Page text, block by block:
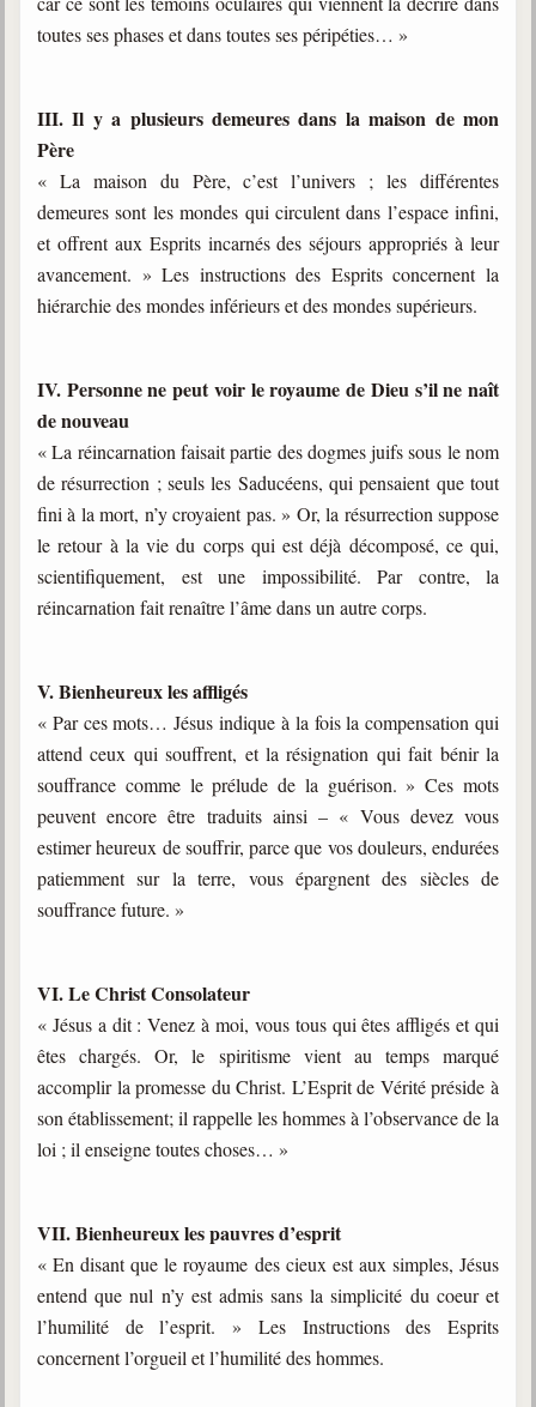
toutes ses phases et dans toutes ses péripéties… »
III. Il y a plusieurs demeures dans la maison de mon
Père
« La maison du Père, c’est l’univers ; les différentes
demeures sont les mondes qui circulent dans l’espace infini,
et offrent aux Esprits incarnés des séjours appropriés à leur
avancement. » Les instructions des Esprits concernent la
hiérarchie des mondes inférieurs et des mondes supérieurs.
IV. Personne ne peut voir le royaume de Dieu s’il ne naît
de nouveau
« La réincarnation faisait partie des dogmes juifs sous le nom
de résurrection ; seuls les Saducéens, qui pensaient que tout
fini à la mort, n’y croyaient pas. » Or, la résurrection suppose
le retour à la vie du corps qui est déjà décomposé, ce qui,
scientifiquement, est une impossibilité. Par contre, la
réincarnation fait renaître l’âme dans un autre corps.
V. Bienheureux les affligés
« Par ces mots… Jésus indique à la fois la compensation qui
attend ceux qui souffrent, et la résignation qui fait bénir la
souffrance comme le prélude de la guérison. » Ces mots
peuvent encore être traduits ainsi – « Vous devez vous
estimer heureux de souffrir, parce que vos douleurs, endurées
patiemment sur la terre, vous épargnent des siècles de
souffrance future. »
VI. Le Christ Consolateur
« Jésus a dit : Venez à moi, vous tous qui êtes affligés et qui
êtes chargés. Or, le spiritisme vient au temps marqué
accomplir la promesse du Christ. L’Esprit de Vérité préside à
son établissement; il rappelle les hommes à l’observance de la
loi ; il enseigne toutes choses… »
VII. Bienheureux les pauvres d’esprit
« En disant que le royaume des cieux est aux simples, Jésus
entend que nul n’y est admis sans la simplicité du coeur et
l’humilité de l’esprit. » Les Instructions des Esprits
concernent l’orgueil et l’humilité des hommes.